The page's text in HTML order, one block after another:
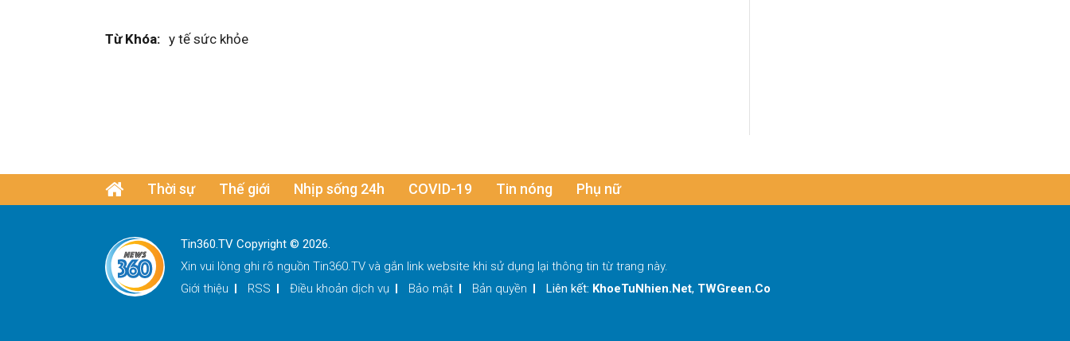
Từ Khóa: y tế sức khỏe
Thời sự Thế giới Nhịp sống 24h COVID-19 Tin nóng Phụ nữ
Tin360.TV Copyright © 2026.
Xin vui lòng ghi rõ nguồn Tin360.TV và gắn link website khi sử dụng lại thông tin từ trang này.
Giới thiệu
RSS Điều khoản dịch vụ Bảo mật Bản quyền Liên kết: KhoeTuNhien.Net, TWGreen.Co